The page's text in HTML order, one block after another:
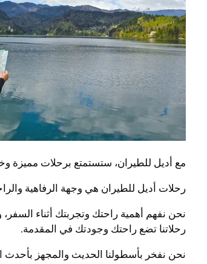
مع أديل للطيران، ستستمتع برحلات مميزة
رحلات أديل للطيران هي وجهة الرفاهية
نحن نفهم أهمية راحتك وتجربتك أثناء
رحلاتنا تضع راحتك وجودتك في المقدمة.
نحن نفخر بأسطولنا الحديث والمجهز بأحدث